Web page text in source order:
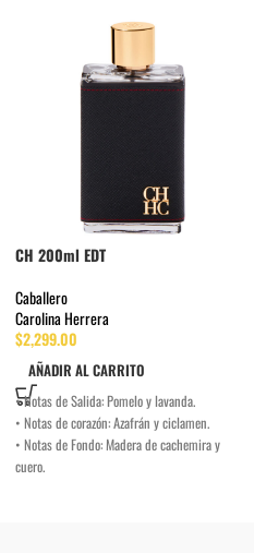
CH 200ml EDT
Caballero
Carolina Herrera
$2,299.00
AÑADIR AL CARRITO
• Notas de Salida: Pomelo y lavanda.
• Notas de corazón: Azafrán y ciclamen.
• Notas de Fondo: Madera de cachemira y
cuero.